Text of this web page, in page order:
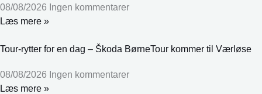
08/08/2026 Ingen kommentarer
Læs mere »
Tour-rytter for en dag – Škoda BørneTour kommer til Værløse
08/08/2026 Ingen kommentarer
Læs mere »